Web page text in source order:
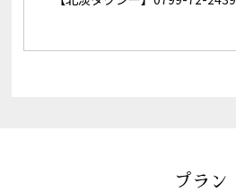
プラン